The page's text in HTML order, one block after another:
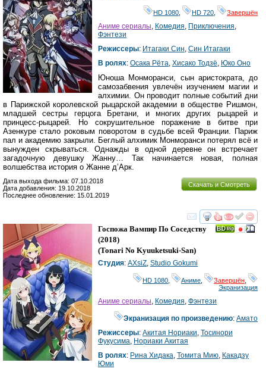
HD 1080 HD 720 Завершён
Аниме сериалы Комедия Приключения
Фэнтези
Режиссеры: Итагаки Син Син Итагаки
В ролях: Осака Рёта Хисако Тодзё Юко Оно
Юноша Монморанси, сын аристократа, до
самозабвения увлечён изучением магии и
алхимии. Он проводит полные событий дни
в Парижской королевской рыцарской академии в обществе Ришмон,
младшей сестры герцога Бретани, и многих других рыцарей и
принцесс-рыцарей. Но сокрушительное поражение в битве при
Азенкуре стало роковым поворотом в судьбе всей Франции. Париж
пал и академию закрыли. Беглый алхимик Монморанси потерял всё и
вынужден скрываться. Однажды в одной деревне он встречает
загадочную девушку Жанну… Так начинается новая, полная
волшебства история о Жанне д’Арк.
Скачать и Смотреть
Дата выхода фильма: 07.10.2018
Дата добавления: 19.10.2018
Последнее обновление: 15.01.2019
смотреть
Госпожа Вампир По Соседству
(2018)
(Tonari No Kyuuketsuki-San)
Студия: AXsiZ, Studio Gokumi
HD 1080 Аниме Завершён
Экранизация
Аниме сериалы, Комедия, Фэнтези
Экранизация по произведению:Амато
Режиссеры: Акитая Нориаки, Тосинори
Фукусима, Нориаки Акитая
В ролях: Рина Хидака, Томита Мию, Какадзу
Юми